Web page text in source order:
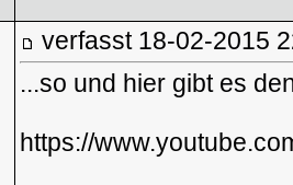
verfasst 18-02-2015
...so und hier gibt es
https://